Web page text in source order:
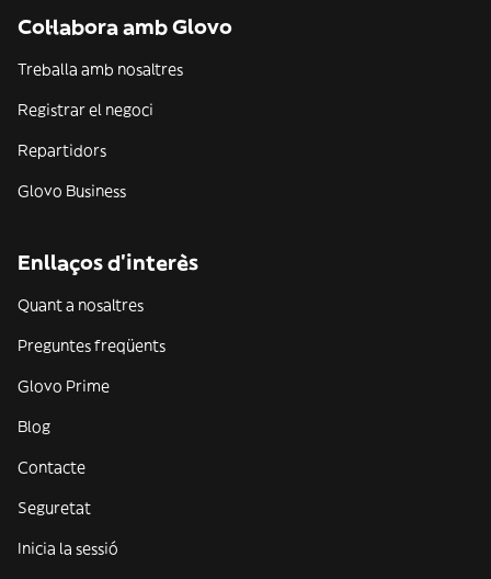
Col·labora amb Glovo
Treballa amb nosaltres
Registrar el negoci
Repartidors
Glovo Business
Enllaços d'interès
Quant a nosaltres
Preguntes freqüents
Glovo Prime
Blog
Contacte
Seguretat
Inicia la sessió